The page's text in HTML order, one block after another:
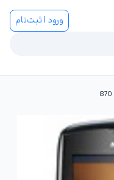
ورود | ثبت‌نام